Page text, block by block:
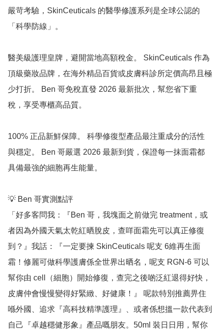
嚴苛考驗，SkinCeuticals 的醫學修護系列是全球公認的
「科學防線」。
醫美級護理皇牌，避開當地高額稅金。 SkinCeuticals 作為
頂級藥妝品牌，在海外精品百貨或皮膚科診所定價高昂且極
少打折。 Ben 哥免稅直發 2026 最新批次，幫您省下重
稅，享受專櫃高品質。
100% 正品新鮮保障。 科學修復型產品最注重成分的活性
與穩定。 Ben 哥嚴選 2026 最新到貨，保證每一抹面霜都
具備最強的細胞再生能量。
💡 Ben 哥實測點評
「好多客問我：『Ben 哥，我塊面之前做完 treatment，或
者因為外國天氣太乾紅晒脫皮，查咩面霜先可以真正修復
到？』我話：『一定要揀 SkinCeuticals 呢支 6維再生面
霜！修麗可做科學護膚係全世界出晒名，呢支 RGN-6 可以
幫你由 cell（細胞）開始修復，查完之後啲泛紅退得好快，
皮膚仲會慢慢變得好緊緻、好健康！』 呢款特別推薦畀住
喺外國、追求『高科技精準護理』、或者係想搵一款代表到
自己『卓越穩健形象』產品嘅朋友。50ml 裝日日用，幫你